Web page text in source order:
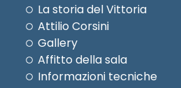
La storia del Vittoria
Attilio Corsini
Gallery
Affitto della sala
Informazioni tecniche